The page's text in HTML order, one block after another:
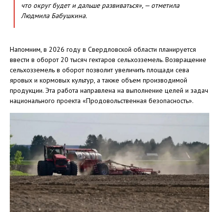
что округ будет и дальше развиваться», — отметила
Людмила Бабушкина.
Напомним, в 2026 году в Свердловской области планируется
ввести в оборот 20 тысяч гектаров сельхозземель. Возвращение
сельхозземель в оборот позволит увеличить площади сева
яровых и кормовых культур, а также объем производимой
продукции. Эта работа направлена на выполнение целей и задач
национального проекта «Продовольственная безопасность».